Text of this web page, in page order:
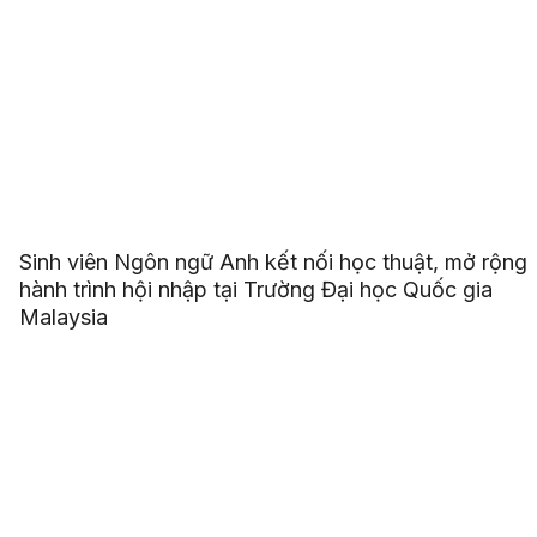
Sinh viên Ngôn ngữ Anh kết nối học thuật, mở rộng
hành trình hội nhập tại Trường Đại học Quốc gia
Malaysia